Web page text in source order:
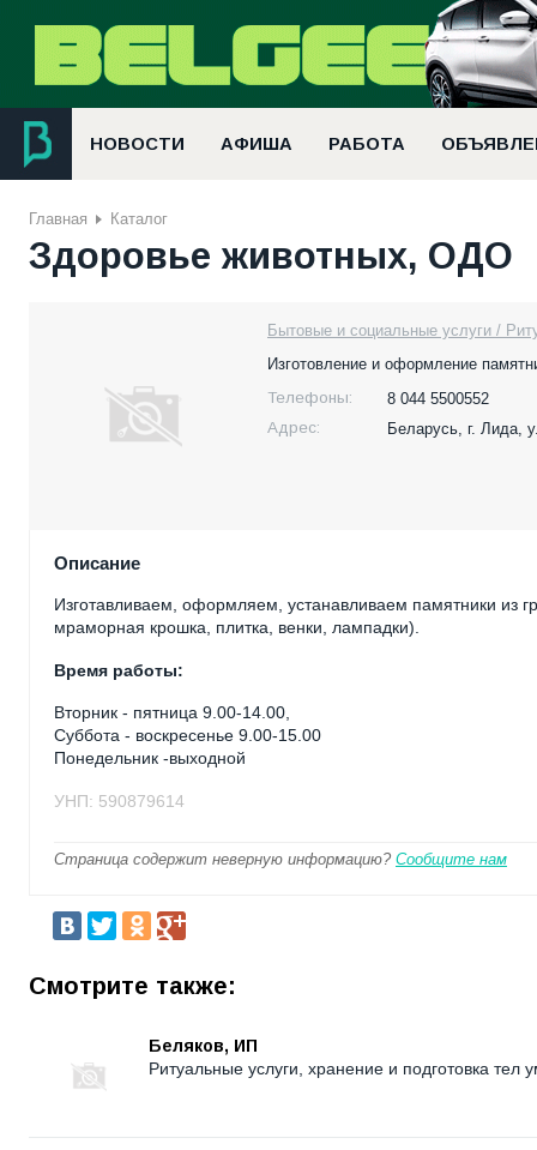
НОВОСТИ АФИША РАБОТА
Главная Каталог
Здоровье животных, ОДО
Бытовые и социальные услуги /
Изготовление и оформление
Телефоны:
8 044 5500552
Адрес:
Беларусь, г. Лида,
Описание
Изготавливаем, оформляем, устанавливаем памятники из
мраморная крошка, плитка, венки, лампадки).
Время работы:
Вторник - пятница 9.00-14.00,
Суббота - воскресенье 9.00-15.00
Понедельник -выходной
УНП: 590879614
Страница содержит неверную информацию? Сообщите нам
Смотрите также:
Беляков, ИП
Ритуальные услуги, хранение и подготовка тел